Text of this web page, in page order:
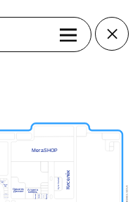
МегаSHOP
Орматек
Дисконт
Польская Балу
Киселёк
Кути Катай
ФастВок
Burger
King
Атланта
мебель
Casada
Класлиф